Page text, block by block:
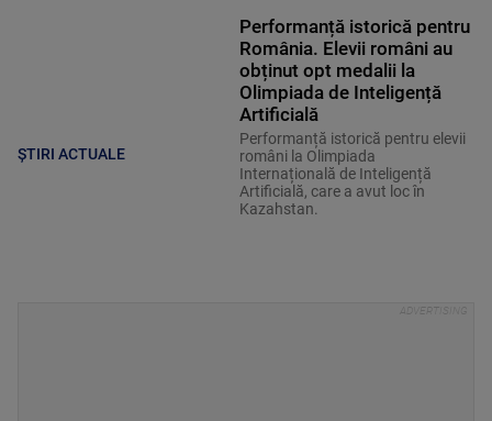
ȘTIRI ACTUALE
Performanță istorică pentru
România. Elevii români au
obținut opt medalii la
Olimpiada de Inteligență
Artificială
Performanță istorică pentru elevii
români la Olimpiada
Internațională de Inteligență
Artificială, care a avut loc în
Kazahstan.